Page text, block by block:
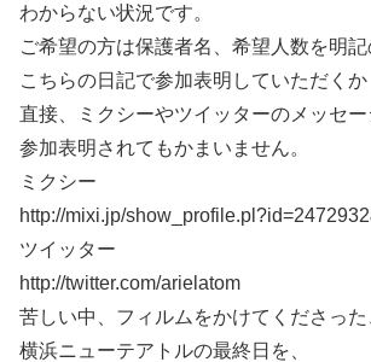
わからない状況です。
ご希望の方は保護者名、希望人数を明記
こちらの日記で参加表明していただくか
直接、ミクシーやツイッターのメッセ
参加表明されてもかまいません。
ミクシー
http://mixi.jp/
ツイッター
http://twitter.com/arielatom
苦しい中、フィルムをかけてくださった
横浜ニューテアトルの最終日を、